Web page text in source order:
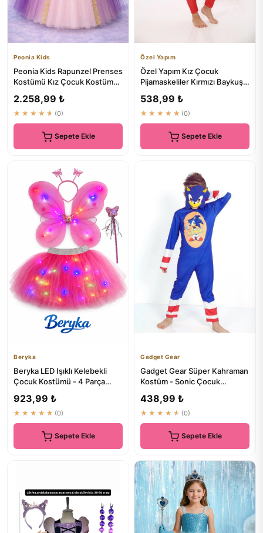
Peonia Kids
Peonia Kids Rapunzel Prenses
Kostümü Kız Çocuk Kostümü
2.258,99 ₺
★★★★★ (0)
Sepete Ekle
Özel Yapım
Özel Yapım Kız Çocuk
Pijamaskeliler Kırmızı Baykuş
538,99 ₺
★★★★★ (0)
Sepete Ekle
Beryka
Beryka LED Işıklı Kelebekli
Çocuk Kostümü - 4 Parça
923,99 ₺
★★★★★ (0)
Sepete Ekle
Gadget Gear
Gadget Gear Süper Kahraman
Kostüm - Sonic Çocuk
438,99 ₺
★★★★★ (0)
Sepete Ekle